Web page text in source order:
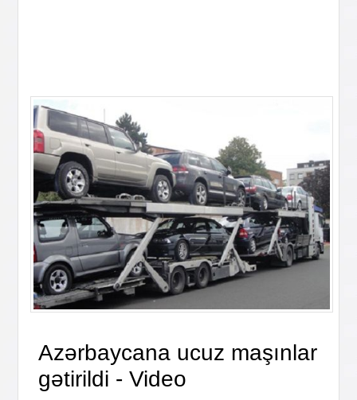
Azərbaycana ucuz maşınlar
gətirildi - Video